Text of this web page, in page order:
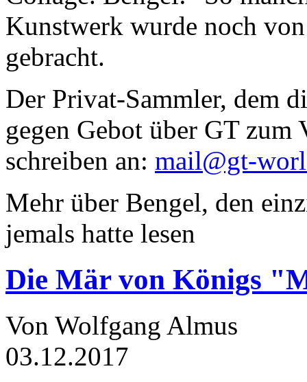
Kunstwerk wurde noch
gebracht.
Der Privat-Sammler, dem
gegen Gebot über GT zum
schreiben an: mail@gt-
Mehr über Bengel, den
jemals hatte lesen
Die Mär von Königs
Von Wolfgang Almus
03.12.2017